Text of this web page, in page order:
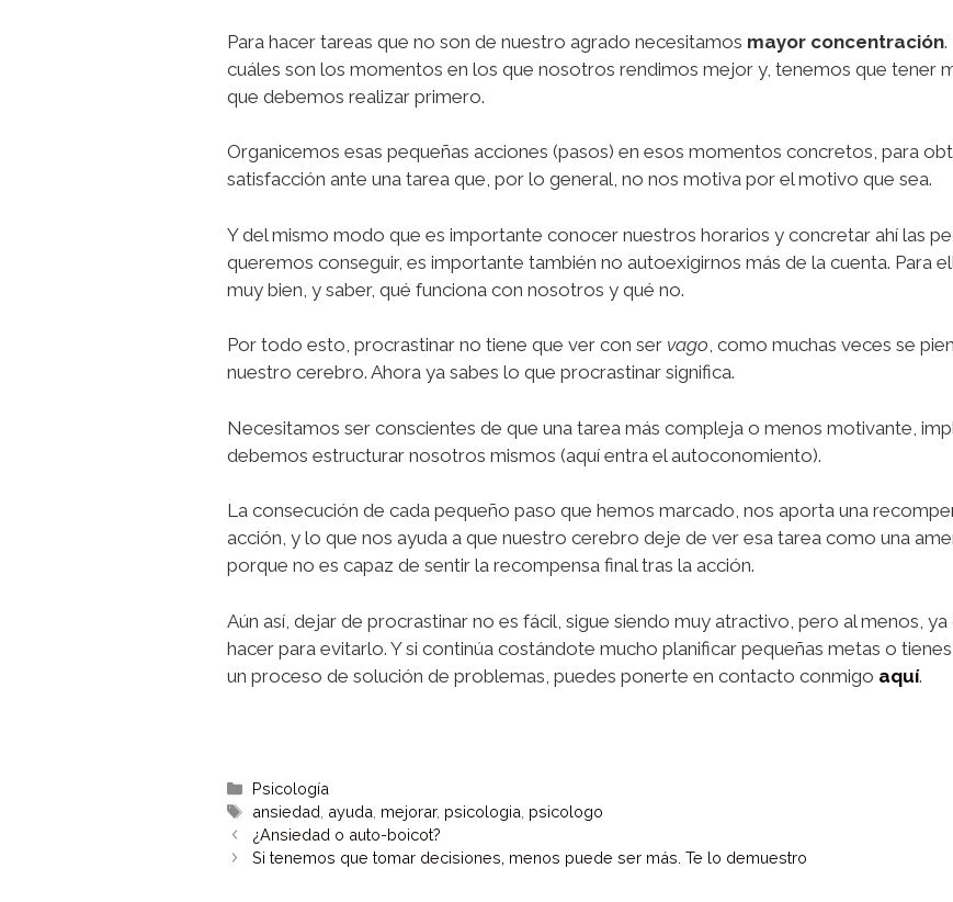
Para hacer tareas que no son de nuestro agrado necesitamos mayor concentración.
cuáles son los momentos en los que nosotros rendimos mejor y, tenemos que tener
que debemos realizar primero.
Organicemos esas pequeñas acciones (pasos) en esos momentos concretos, para
satisfacción ante una tarea que, por lo general, no nos motiva por el motivo que sea.
Y del mismo modo que es importante conocer nuestros horarios y concretar ahí las
queremos conseguir, es importante también no autoexigirnos más de la cuenta. Para
muy bien, y saber, qué funciona con nosotros y qué no.
Por todo esto, procrastinar no tiene que ver con ser vago, como muchas veces se
nuestro cerebro. Ahora ya sabes lo que procrastinar significa.
Necesitamos ser conscientes de que una tarea más compleja o menos motivante,
debemos estructurar nosotros mismos (aquí entra el autoconomiento).
La consecución de cada pequeño paso que hemos marcado, nos aporta una
acción, y lo que nos ayuda a que nuestro cerebro deje de ver esa tarea como una
porque no es capaz de sentir la recompensa final tras la acción.
Aún así, dejar de procrastinar no es fácil, sigue siendo muy atractivo, pero al menos,
hacer para evitarlo. Y si continúa costándote mucho planificar pequeñas metas o
un proceso de solución de problemas, puedes ponerte en contacto conmigo aquí.
Psicología
ansiedad ayuda mejorar, psicologia psicologo
¿Ansiedad o auto-boicot?
Si tenemos que tomar decisiones, menos puede ser más. Te lo demuestro